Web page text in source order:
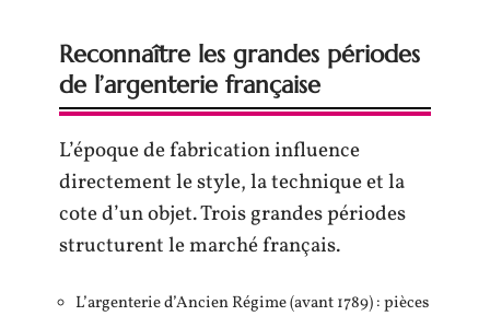
Reconnaître les grandes périodes
de l’argenterie française
L’époque de fabrication influence
directement le style, la technique et la
cote d’un objet. Trois grandes périodes
structurent le marché français.
L’argenterie d’Ancien Régime (avant 1789) : pièces